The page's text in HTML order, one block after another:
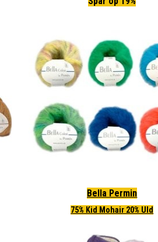
Bella Permin
75% Kid Mohair 20% Uld